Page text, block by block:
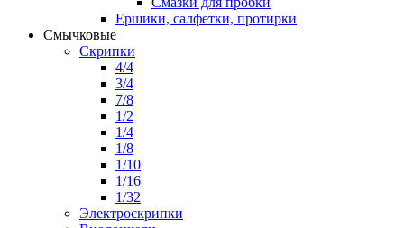
Ершики, салфетки, протирки
Смычковые
Скрипки
4/4
3/4
7/8
1/2
1/4
1/8
1/10
1/16
1/32
Электроскрипки